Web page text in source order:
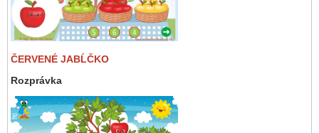
ČERVENÉ JABĹČKO
Rozprávka